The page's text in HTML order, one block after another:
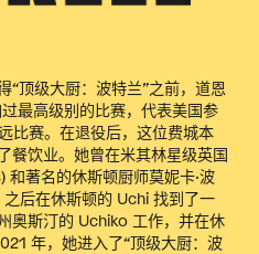
“顶级大厨：波特兰”之前，道恩
最高级别的比赛，代表美国参
比赛。在退役后，这位费城本
餐饮业。她曾在米其林星级英国
和著名的休斯顿厨师莫妮卡·波
后在休斯顿的 Uchi 找到了一
奥斯汀的 Uchiko 工作，并在休
年，她进入了“顶级大厨：波